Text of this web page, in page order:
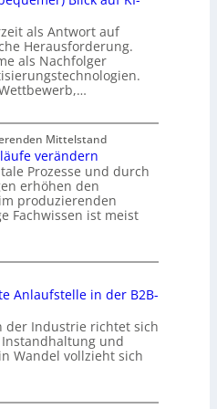
als Antwort auf
Herausforderung.
als Nachfolger
Mittelstand
verändern
Prozesse und durch
erhöhen den
produzierenden
Fachwissen ist meist
Anlaufstelle in der B2B-
der Industrie richtet sich
und
Wandel vollzieht sich